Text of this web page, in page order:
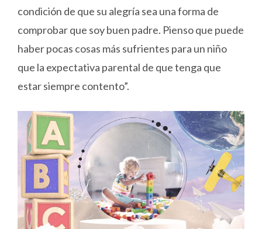
condición de que su alegría sea una forma de
comprobar que soy buen padre. Pienso que puede
haber pocas cosas más sufrientes para un niño
que la expectativa parental de que tenga que
estar siempre contento”.